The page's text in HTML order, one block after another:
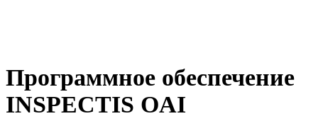
Программное обеспечение
INSPECTIS OAI